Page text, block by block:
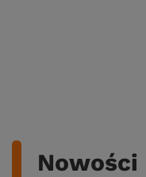
Nowości